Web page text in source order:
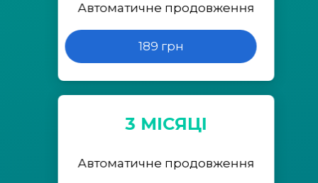
Автоматичне продовження
189 грн
3 МІСЯЦІ
Автоматичне продовження